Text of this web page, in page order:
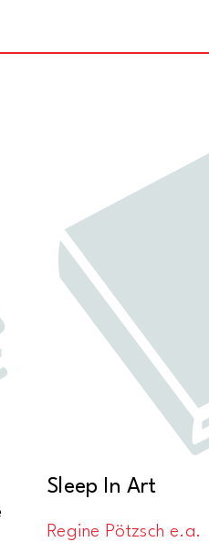
Sleep In Art
Regine Pötzsch e.a.